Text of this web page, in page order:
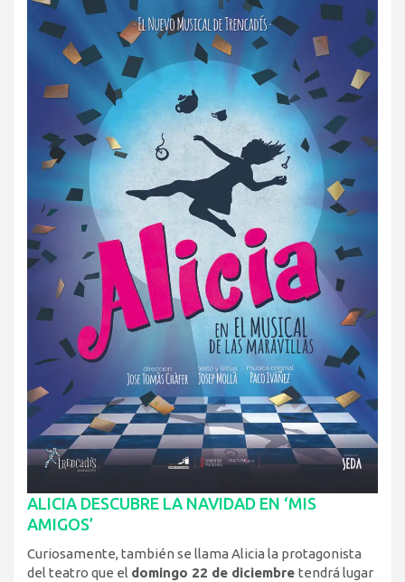
ALICIA DESCUBRE LA NAVIDAD EN ‘MIS
AMIGOS’
Curiosamente, también se llama Alicia la protagonista
del teatro que el domingo 22 de diciembre tendrá lugar